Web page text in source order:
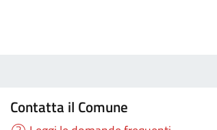
Contatta il Comune